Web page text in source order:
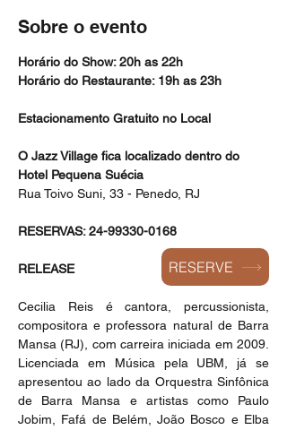
Sobre o evento
Horário do Show: 20h as 22h
Horário do Restaurante: 19h as 23h
Estacionamento Gratuito no Local
O Jazz Village fica localizado dentro do
Hotel Pequena Suécia
Rua Toivo Suni, 33 - Penedo, RJ
RESERVAS: 24-99330-0168
RELEASE
Cecilia Reis é cantora, percussionista,
compositora e professora natural de Barra
Mansa (RJ), com carreira iniciada em 2009.
Licenciada em Música pela UBM, já se
apresentou ao lado da Orquestra Sinfônica
de Barra Mansa e artistas como Paulo
RESERVE